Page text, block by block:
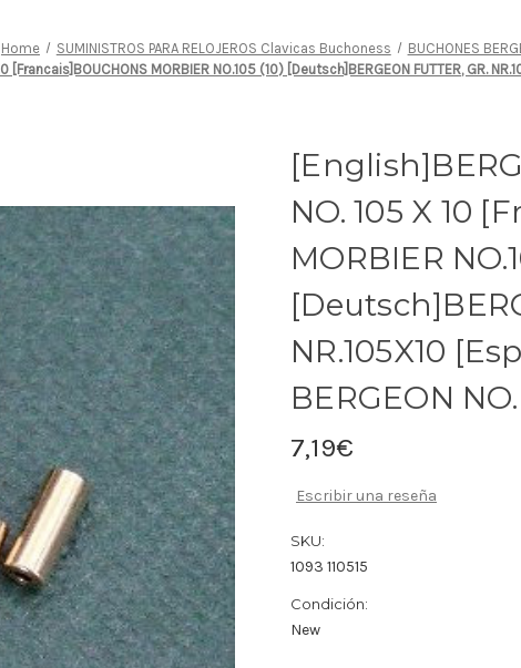
Home SUMINISTROS PARA RELOJEROS Clavicas Buchoness
BUCHONES
[Francais]BOUCHONS MORBIER NO.105 (10) [Deutsch]BERGEON FUTTER, GR.
NO. 105 X 10
MORBIER
NR.105X10
BERGEON NO.
7,19€
Escribir una reseña
SKU:
1093 110515
Condición:
New